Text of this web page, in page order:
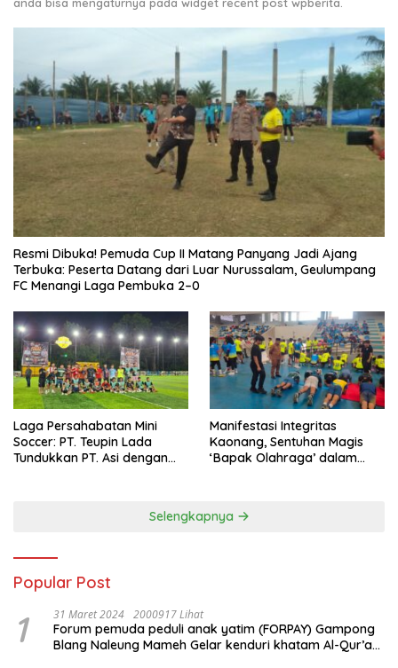
anda bisa mengaturnya pada widget recent post wpberita.
Resmi Dibuka! Pemuda Cup II Matang Panyang Jadi Ajang
Terbuka: Peserta Datang dari Luar Nurussalam, Geulumpang
FC Menangi Laga Pembuka 2–0
Laga Persahabatan Mini
Soccer: PT. Teupin Lada
Tundukkan PT. Asi dengan
Manifestasi Integritas
Kaonang, Sentuhan Magis
‘Bapak Olahraga’ dalam
Selengkapnya
Popular Post
1 31 Maret 2024 2000917 Lihat
Forum pemuda peduli anak yatim (FORPAY) Gampong
Blang Naleung Mameh Gelar kenduri khatam Al-Qur’an